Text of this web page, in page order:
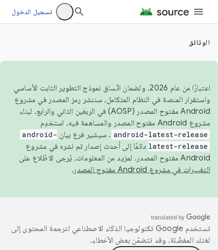
تسجيل الدخول
الوثائق
اعتبارًا من عام 2026، ولضمان اتّساق نموذج التطوير الثابت الأساسي
واستقرار المنصة في النظام المتكامل، سننشر رمز المصدر في مشروع
Android مفتوح المصدر (AOSP) في الربعَين الثاني والرابع. لبناء
مشروع Android مفتوح المصدر والمساهمة فيه، استخدِم
android-latest-release . سيشير فرع بيان android-
latest-release دائمًا إلى أحدث إصدار تم نشره في مشروع
Android مفتوح المصدر. لمزيد من المعلومات، يُرجى الاطّلاع على
التغييرات في مشروع Android مفتوح المصدر
.
تستخدم Google تكنولوجيا الذكاء الاصطناعي لترجمة المحتوى إلى
لغتك المفضّلة، وقد تتضمّن بعض الأخطاء.